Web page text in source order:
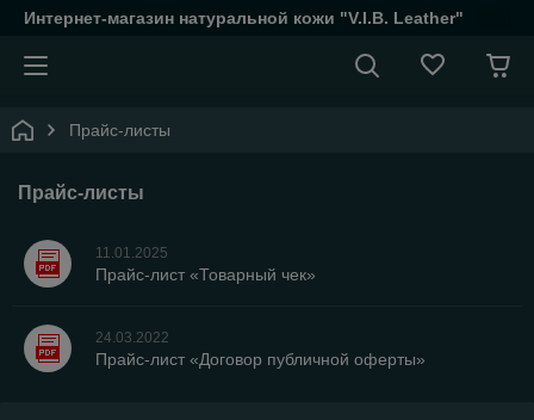
Интернет-магазин натуральной кожи "V.I.B. Leather"
Прайс-листы
Прайс-листы
11.01.2025
Прайс-лист «Товарный чек»
24.03.2022
Прайс-лист «Договор публичной оферты»